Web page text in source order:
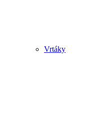
Vrtáky